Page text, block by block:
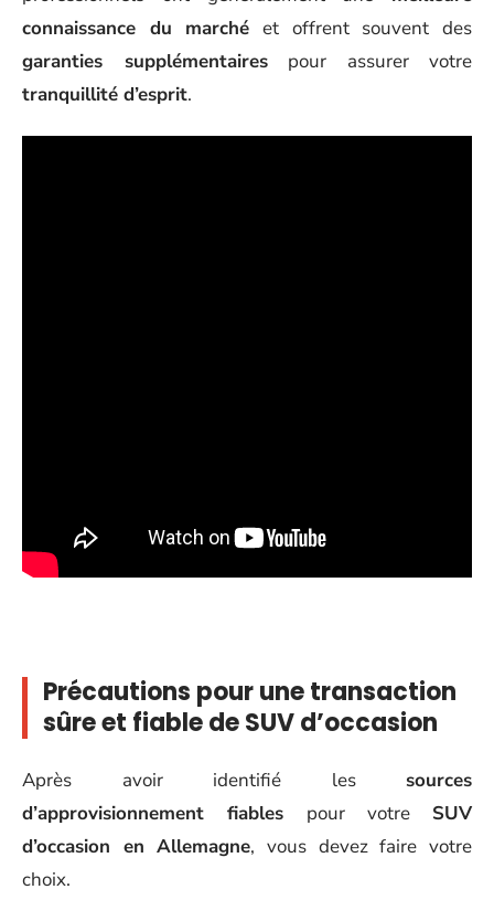
connaissance du marché et offrent souvent des
garanties supplémentairespour assurer votre
tranquillité d’esprit.
Précautions pour une transaction
sûre et fiable de SUV d’occasion
Après avoir identifié les sources
d’approvisionnement fiables pour votre SUV
d’occasion en Allemagne, vous devez faire votre
choix.